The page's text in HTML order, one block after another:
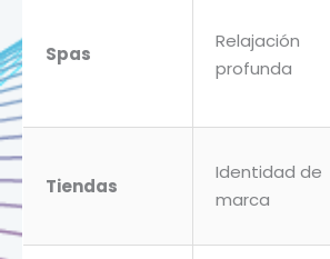
Spas
Relajación
profunda
Tiendas
Identidad de
marca